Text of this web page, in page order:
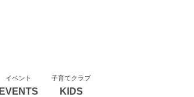
イベント
EVENTS
子育てクラブ
KIDS